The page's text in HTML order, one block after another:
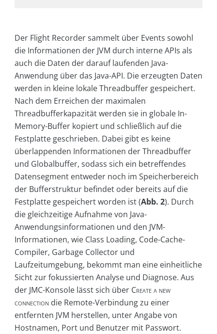
Der Flight Recorder sammelt über Events sowohl
die Informationen der JVM durch interne APIs als
auch die Daten der darauf laufenden Java-
Anwendung über das Java-API. Die erzeugten Daten
werden in kleine lokale Threadbuffer gespeichert.
Nach dem Erreichen der maximalen
Threadbufferkapazität werden sie in globale In-
Memory-Buffer kopiert und schließlich auf die
Festplatte geschrieben. Dabei gibt es keine
überlappenden Informationen der Threadbuffer
und Globalbuffer, sodass sich ein betreffendes
Datensegment entweder noch im Speicherbereich
der Bufferstruktur befindet oder bereits auf die
Festplatte gespeichert worden ist (Abb. 2). Durch
die gleichzeitige Aufnahme von Java-
Anwendungsinformationen und den JVM-
Informationen, wie Class Loading, Code-Cache-
Compiler, Garbage Col­lec­tor und
Laufzeitumgebung, bekommt man eine einheitliche
Sicht zur fokussierten Analyse und Diagnose. Aus
der JMC-Konsole lässt sich über Create a new
connection die Remote-Verbindung zu einer
entfernten JVM herstellen, unter Angabe von
Hostnamen, Port und Benutzer mit Passwort.